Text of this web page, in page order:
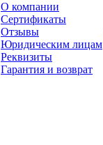
О компании
Сертификаты
Отзывы
Юридическим лицам
Реквизиты
Гарантия и возврат